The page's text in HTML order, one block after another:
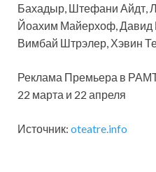
Бахадыр, Штефани Айдт,
Йоахим Майерхоф, Давид
Вимбай Штрэлер, Хэвин
Реклама Премьера в
22 марта и 22 апреля
Источник: oteatre.info